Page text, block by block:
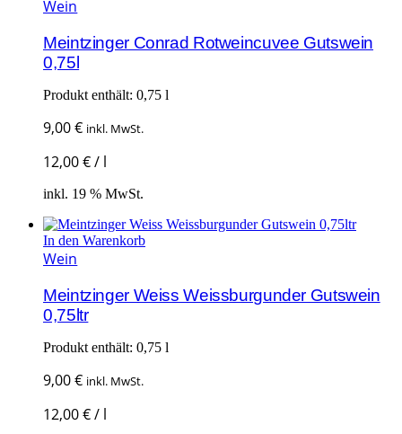
Wein
Meintzinger Conrad Rotweincuvee Gutswein
0,75l
Produkt enthält: 0,75 l
9,00€ inkl. MwSt.
12,00€/ l
inkl. 19 % MwSt.
In den Warenkorb
Wein
Meintzinger Weiss Weissburgunder Gutswein
0,75ltr
Produkt enthält: 0,75 l
9,00€ inkl. MwSt.
12,00€/ l